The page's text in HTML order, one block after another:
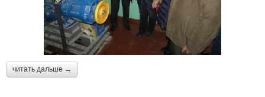
читать дальше →